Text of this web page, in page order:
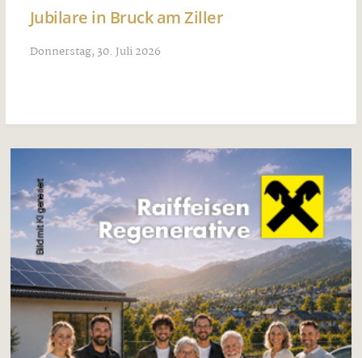
Jubilare in Bruck am Ziller
Donnerstag, 30. Juli 2026